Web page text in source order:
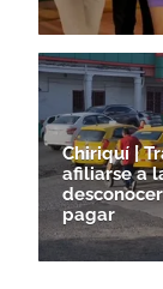
Chiriquí |
afiliarse a
pagar